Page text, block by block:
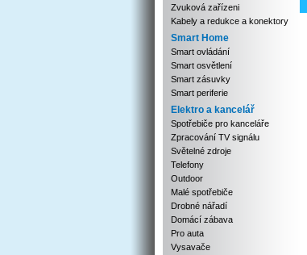
Zvuková zařízeni
Kabely a redukce a konektory
Smart Home
Smart ovládání
Smart osvětlení
Smart zásuvky
Smart periferie
Elektro a kancelář
Spotřebiče pro kanceláře
Zpracování TV signálu
Světelné zdroje
Telefony
Outdoor
Malé spotřebiče
Drobné nářadí
Domácí zábava
Pro auta
Vysavače